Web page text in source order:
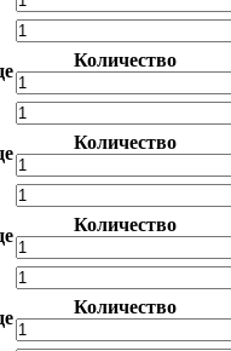
Количество
Количество
Количество
Количество